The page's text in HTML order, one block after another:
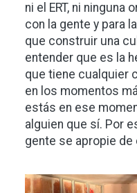
ni el ERT, ni ninguna
con la gente y para
que construir una
entender que es la
que tiene cualquier
en los momentos
estás en ese
alguien que sí. Por
gente se apropie de
Imagen